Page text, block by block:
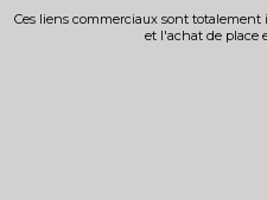
Ces liens commerciaux sont
et l'achat de place